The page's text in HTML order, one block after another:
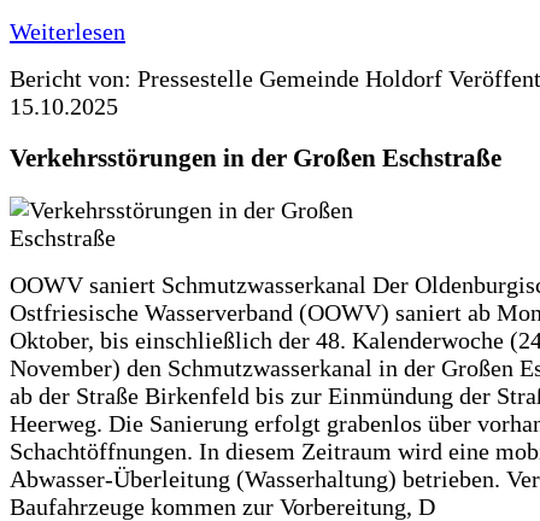
Weiterlesen
Bericht von: Pressestelle Gemeinde Holdorf
15.10.2025
Verkehrsstörungen in der Großen Eschstraße
OOWV saniert Schmutzwasserkanal Der
Ostfriesische Wasserverband (OOWV) saniert ab
Oktober, bis einschließlich der 48. Kalenderwoche
November) den Schmutzwasserkanal in der Großen
ab der Straße Birkenfeld bis zur Einmündung der
Heerweg. Die Sanierung erfolgt grabenlos über
Schachtöffnungen. In diesem Zeitraum wird eine
Abwasser-Überleitung (Wasserhaltung) betrieben.
Baufahrzeuge kommen zur Vorbereitung, D